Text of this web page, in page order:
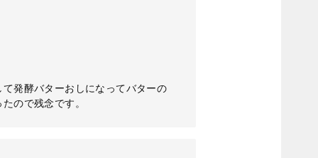
発酵バターおしになってバターの
ので残念です。